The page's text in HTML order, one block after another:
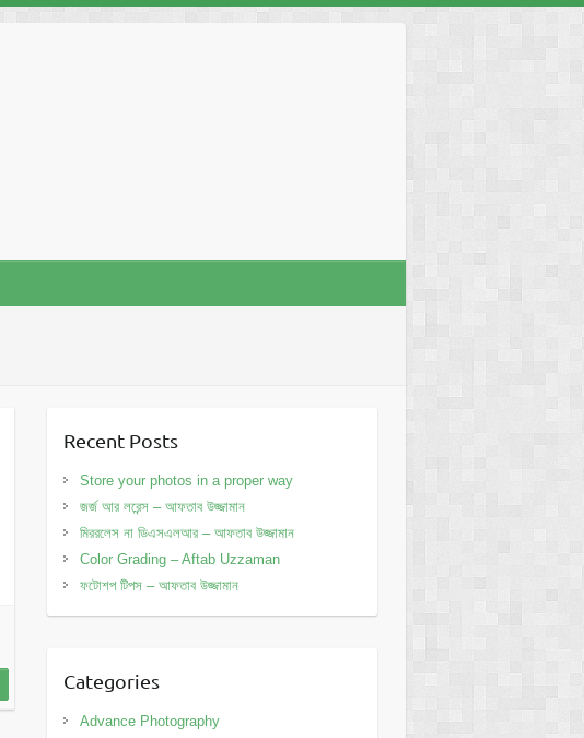
Recent Posts
Store your photos in a proper way
জর্জ আর লরেন্স – আফতাব উজ্জামান
মিররলেস না ডিএসএলআর – আফতাব উজ্জামান
Color Grading – Aftab Uzzaman
ফটোশপ টিপস – আফতাব উজ্জামান
Categories
Advance Photography